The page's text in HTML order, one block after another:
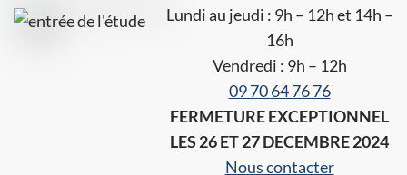
Lundi au jeudi : 9h – 12h et 14h –
16h
Vendredi : 9h – 12h
09 70 64 76 76
FERMETURE EXCEPTIONNEL
LES 26 ET 27 DECEMBRE 2024
Nous contacter